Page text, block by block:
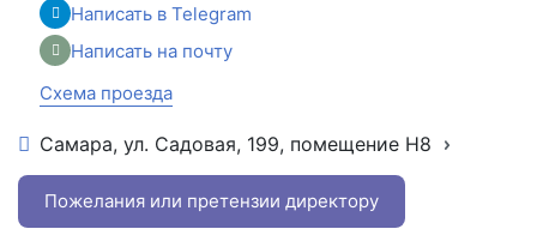
Написать в Telegram
Написать на почту
Схема проезда
Самара, ул. Садовая, 199, помещение Н8
+7 (993) 993-77-22
Написать в МАКС
Пожелания или претензии директору